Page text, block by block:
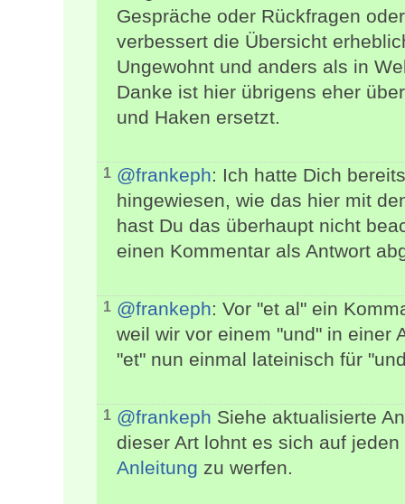
Gespräche oder Rückfragen
verbessert die Übersicht
Ungewohnt und anders als in
Danke ist hier übrigens eher
und Haken ersetzt.
1 @frankeph: Ich hatte Dich
hingewiesen, wie das hier mit
hast Du das überhaupt nicht
einen Kommentar als Antwort
1 @frankeph: Vor "et al" ein
weil wir vor einem "und" in einer
"et" nun einmal lateinisch für
1 @frankeph Siehe aktualisierte
dieser Art lohnt es sich auf
Anleitung zu werfen.